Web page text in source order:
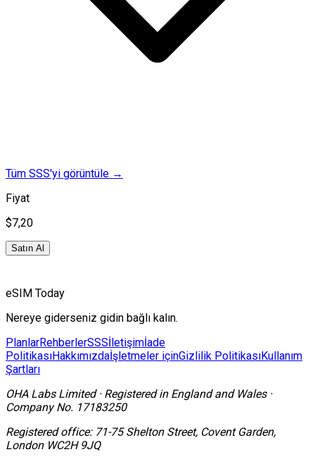
Tüm SSS'yi görüntüle →
Fiyat
$7,20
Satın Al
eSIM Today
Nereye giderseniz gidin bağlı kalın.
PlanlarRehberlerSSSİletişimİade
PolitikasıHakkımızdaİşletmeler içinGizlilik PolitikasıKullanım
Şartları
OHA Labs Limited· Registered in England and Wales·
Company No. 17183250
Registered office: 71-75 Shelton Street, Covent Garden,
London WC2H 9JQ